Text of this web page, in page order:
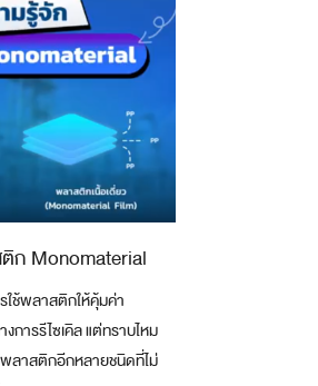
ก Monomaterial
ใช้พลาสติกให้คุ้มค่า
การรีไซเคิล แต่ทราบไหม
ลาสติกอีกหลายชนิดที่ไม่